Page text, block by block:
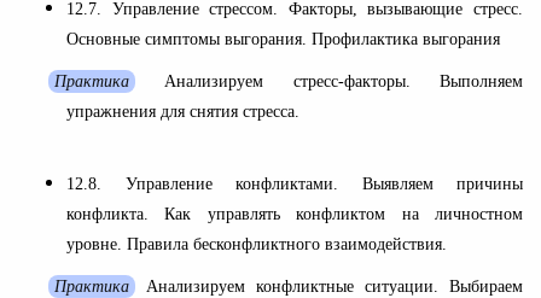
12.7. Управление стрессом. Факторы, вызывающие стресс.
Основные симптомы выгорания. Профилактика выгорания
Практика
Анализируем стресс-факторы. Выполняем
упражнения для снятия стресса.
12.8. Управление конфликтами. Выявляем причины
конфликта. Как управлять конфликтом на личностном
уровне. Правила бесконфликтного взаимодействия.
Практика
Анализируем конфликтные ситуации. Выбираем